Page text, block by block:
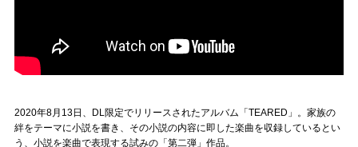
2020年8月13日、DL限定でリリースされたアルバム「TEARED」。家族の
絆をテーマに小説を書き、その小説の内容に即した楽曲を収録しているとい
う、小説を楽曲で表現する試みの「第二弾」作品。